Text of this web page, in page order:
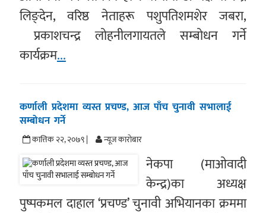
लिङ्देन, वरिष्ठ नेताहरू पशुपतिशमशेर जबरा,
प्रकाशचन्द्र लोहनीलगायतले सम्बोधन गर्ने
कार्यक्रम...
कर्णाली प्रदेशमा व्यस्त प्रचण्ड, आज पाँच चुनावी सभालाई
सम्बोधन गर्ने
कात्तिक २२, २०७९ | न्यूज काराेबार
नेकपा (माओवादी
केन्द्र)का अध्यक्ष
पुष्पकमल दाहाल ‘प्रचण्ड’ चुनावी अभियानका क्रममा